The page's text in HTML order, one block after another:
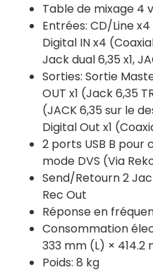
Table de mixage 4
Entrées: CD/Line
Digital IN x4
Jack dual 6,35 x1,
Sorties: Sortie
OUT x1 (Jack 6,35
(JACK 6,35 sur le
Digital Out x1
2 ports USB B pour
mode DVS (Via
Send/Retourn 2
Rec Out
Réponse en
Consommation
333 mm (L) × 414.2
Poids: 8 kg